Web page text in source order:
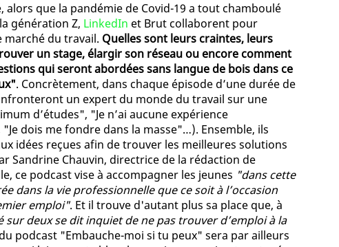
que la pandémie de Covid-19 a tout chamboulé
génération Z, LinkedIn et Brut collaborent pour
marché du travail. Quelles sont leurs craintes, leurs
un stage, élargir son réseau ou encore comment
qui seront abordées sans langue de bois dans ce
. Concrètement, dans chaque épisode d’une durée de
un expert du monde du travail sur une
d’études", "Je n’ai aucune expérience
dois me fondre dans la masse"…). Ensemble, ils
idées reçues afin de trouver les meilleures solutions
Sandrine Chauvin, directrice de la rédaction de
ce podcast vise à accompagner les jeunes "dans cette
dans la vie professionnelle que ce soit à l’occasion
emploi". Et il trouve d'autant plus sa place que, à
sur deux se dit inquiet de ne pas trouver d’emploi à la
podcast "Embauche-moi si tu peux" sera par ailleurs